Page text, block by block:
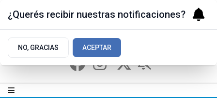
¿Querés recibir nuestras notificaciones?
NO, GRACIAS ACEPTAR